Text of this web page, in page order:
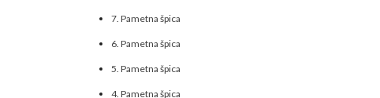
7. Pametna špica
6. Pametna špica
5. Pametna špica
4. Pametna špica